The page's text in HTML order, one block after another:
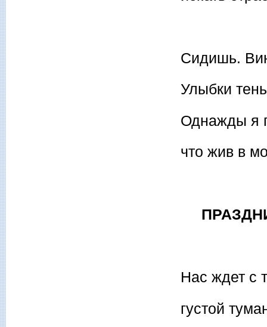
Сидишь.
Улыбки
Однажды я
что жив в
Нас ждет с
густой